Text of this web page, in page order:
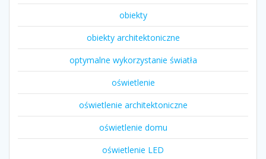
obiekty
obiekty architektoniczne
optymalne wykorzystanie światła
oświetlenie
oświetlenie architektoniczne
oświetlenie domu
oświetlenie LED